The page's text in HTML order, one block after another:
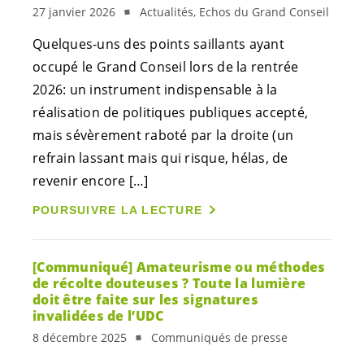
27 janvier 2026 Actualités, Echos du Grand Conseil
Quelques-uns des points saillants ayant
occupé le Grand Conseil lors de la rentrée
2026: un instrument indispensable à la
réalisation de politiques publiques accepté,
mais sévèrement raboté par la droite (un
refrain lassant mais qui risque, hélas, de
revenir encore […]
POURSUIVRE LA LECTURE
[Communiqué] Amateurisme ou méthodes
de récolte douteuses ? Toute la lumière
doit être faite sur les signatures
invalidées de l’UDC
8 décembre 2025 Communiqués de presse